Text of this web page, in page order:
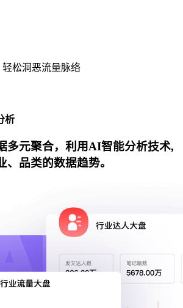
松洞恶流量脉络
析
多元聚合，利用AI智能分析技术,
、品类的数据趋势。